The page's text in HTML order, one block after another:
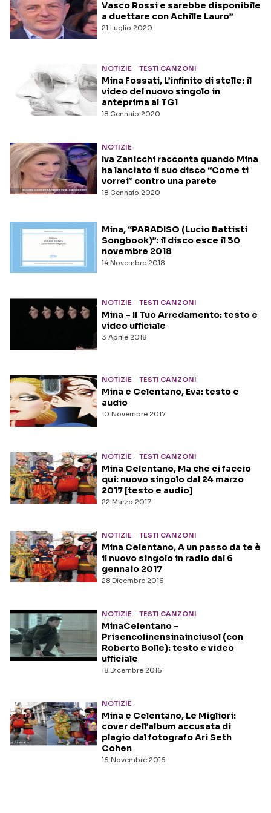
21 Luglio 2020
Vasco Rossi e sarebbe disponibile
a duettare con Achille Lauro”
NOTIZIE TESTI CANZONI
18 Gennaio 2020
Mina Fossati, L’infinito di stelle: il
video del nuovo singolo in
anteprima al TG1
NOTIZIE
18 Gennaio 2020
Iva Zanicchi racconta quando Mina
ha lanciato il suo disco “Come ti
vorrei” contro una parete
14 Novembre 2018
Mina, “PARADISO (Lucio Battisti
Songbook)”: il disco esce il 30
novembre 2018
NOTIZIE TESTI CANZONI
3 Aprile 2018
Mina – Il Tuo Arredamento: testo e
video ufficiale
NOTIZIE TESTI CANZONI
10 Novembre 2017
Mina e Celentano, Eva: testo e
audio
NOTIZIE TESTI CANZONI
22 Marzo 2017
Mina Celentano, Ma che ci faccio
qui: nuovo singolo dal 24 marzo
2017 [testo e audio]
NOTIZIE TESTI CANZONI
28 Dicembre 2016
Mina Celentano, A un passo da te è
il nuovo singolo in radio dal 6
gennaio 2017
NOTIZIE TESTI CANZONI
18 Dicembre 2016
MinaCelentano –
Prisencolinensinainciusol (con
Roberto Bolle): testo e video
ufficiale
NOTIZIE
16 Novembre 2016
Mina e Celentano, Le Migliori:
cover dell’album accusata di
plagio dal fotografo Ari Seth
Cohen